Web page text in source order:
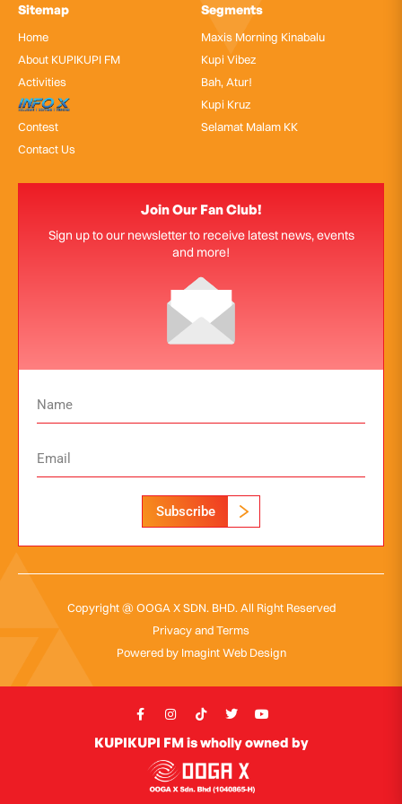
Sitemap
Home
About KUPIKUPI FM
Activities
InfoX
Contest
Contact Us
Segments
Maxis Morning Kinabalu
Kupi Vibez
Bah, Atur!
Kupi Kruz
Selamat Malam KK
Join Our Fan Club!
Sign up to our newsletter to receive latest news, events
and more!
Subscribe
Copyright @ OOGA X SDN. BHD. All Right Reserved
Privacy and Terms
Powered by Imagint Web Design
KUPIKUPI FM is wholly owned by